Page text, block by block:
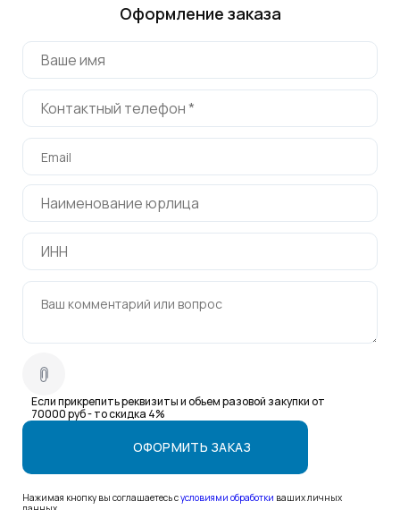
Оформление заказа
Если прикрепить реквизиты и обьем разовой закупки от
70000 руб - то скидка 4%
Нажимая кнопку вы соглашаетесь сусловиями обработки ваших личных